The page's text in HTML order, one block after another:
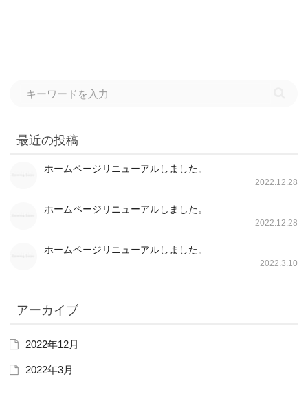
最近の投稿
ホームページリニューアルしました。
2022.12.28
ホームページリニューアルしました。
2022.12.28
ホームページリニューアルしました。
2022.3.10
アーカイブ
2022年12月
2022年3月